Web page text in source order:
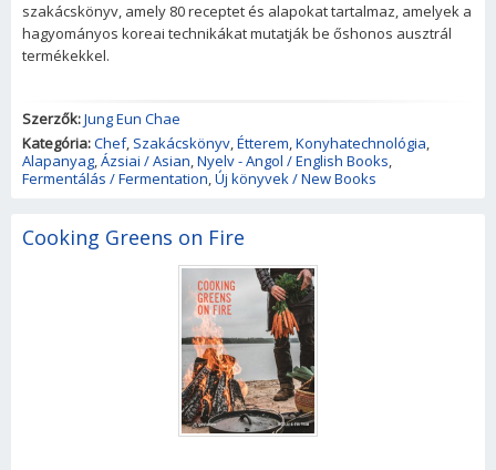
szakácskönyv, amely 80 receptet és alapokat tartalmaz, amelyek a
hagyományos koreai technikákat mutatják be őshonos ausztrál
termékekkel.
Szerzők:Jung Eun Chae
Kategória:Chef, Szakácskönyv,Étterem,Konyhatechnológia,
Alapanyag,Ázsiai / Asian,Nyelv - Angol / English Books,
Fermentálás / Fermentation,Új könyvek / New Books
Cooking Greens on Fire